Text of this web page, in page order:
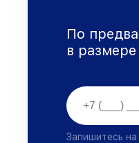
По
в
Запишитесь